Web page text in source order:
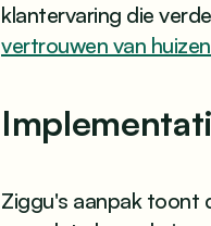
klantervaring die
vertrouwen van
Ziggu's aanpak toont